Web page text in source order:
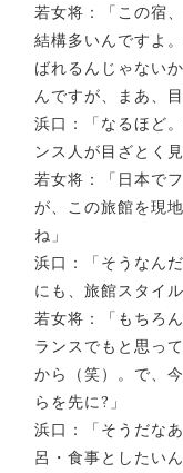
若女将：「この宿
結構多いんですよ
ばれるんじゃない
んですが、まあ、
浜口：「なるほど
ンス人が目ざとく
若女将：「日本で
が、この旅館を現
ね」
浜口：「そうなん
にも、旅館スタイ
若女将：「もちろ
ランスでもと思っ
から（笑）。で、
らを先に?」
浜口：「そうだな
呂・食事としたい